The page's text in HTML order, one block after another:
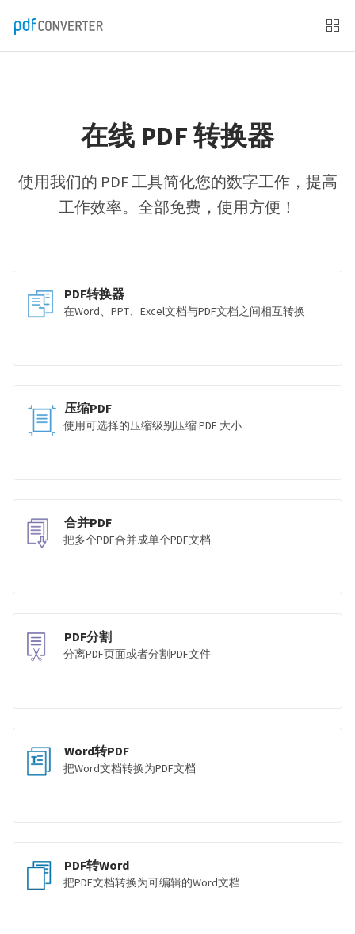
在线 PDF 转换器
使用我们的 PDF 工具简化您的数字工作，提高
工作效率。全部免费，使用方便！
PDF转换器
在Word、PPT、Excel文档与PDF文档之间相互转换
压缩PDF
使用可选择的压缩级别压缩 PDF 大小
合并PDF
把多个PDF合并成单个PDF文档
PDF分割
分离PDF页面或者分割PDF文件
Word转PDF
把Word文档转换为PDF文档
PDF转Word
把PDF文档转换为可编辑的Word文档